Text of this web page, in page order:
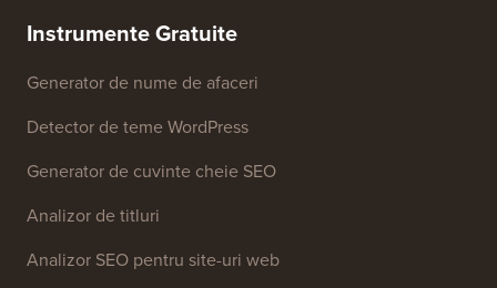
Instrumente Gratuite
Generator de nume de afaceri
Detector de teme WordPress
Generator de cuvinte cheie SEO
Analizor de titluri
Analizor SEO pentru site-uri web